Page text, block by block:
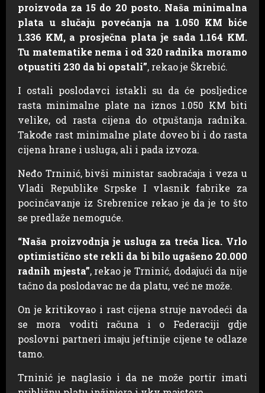
proizvoda za 15 do 20 posto. Naša minimalna
plata u slučaju povećanja na 1.050 KM biće
1.336 KM, a prosječna plata je sada 1.164 KM.
Tu matematike nema i od 320 radnika moramo
otpustiti 230 da bi opstali”, rekao je Škrebić.
I ostali poslodavci istakli su da će posljedice
rasta minimalne plate na iznos 1.050 KM biti
velike, od rasta cijena do otpuštanja radnika.
Takođe rast minimalne plate doveo bi i do rasta
cijena hrane i usluga, ali i pada izvoza.
Neđo Trninić, bivši ministar saobraćaja i veza u
Vladi Republike Srpske I vlasnik fabrike za
pocinčavanje iz Srebrenice rekao je da je to što
se predlaže nemoguće.
“Naša proizvodnja je usluga za treća lica. Vrlo
optimistično ste rekli da bi bilo ugašeno 20.000
radnih mjesta”, rekao je Trninić, dodajući da nije
tačno da poslodavac ne da platu, već ne može.
On je kritikovao i rast cijena struje navodeći da
se mora voditi računa i o Federaciji gdje
poslovni partneri imaju jeftinije cijene te odlaze
tamo.
Trninić je naglasio i da ne može portir imati